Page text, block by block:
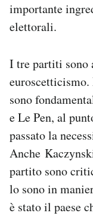
importante
elettorali.
I tre partiti sono
sono
e Le Pen, al
passato la
Anche
partito sono
lo sono in
è stato il paese